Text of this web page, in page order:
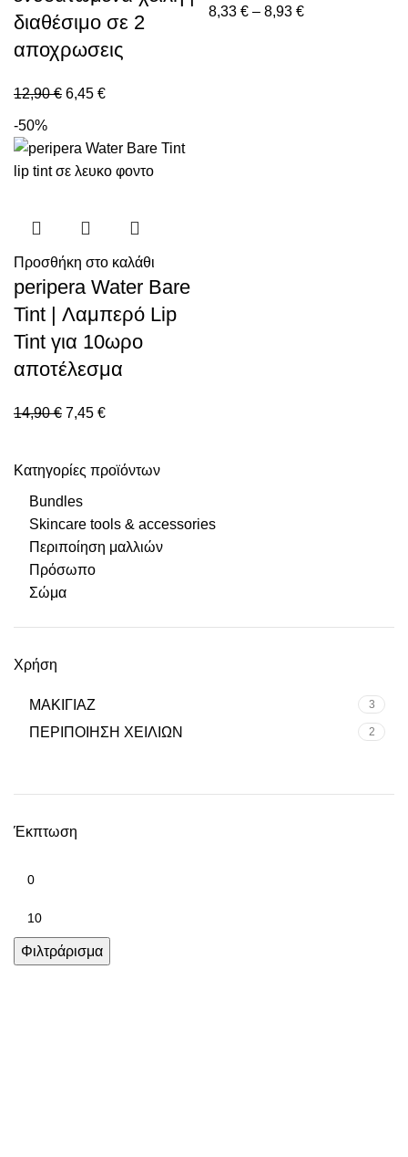
Κατηγορίες προϊόντων
Bundles
Skincare tools & accessories
Περιποίηση μαλλιών
Πρόσωπο
Σώμα
Χρήση
ΜΑΚΙΓΙΑΖ 3
ΠΕΡΙΠΟΙΗΣΗ ΧΕΙΛΙΩΝ 2
Έκπτωση
Φιλτράρισμα
διαθέσιμο σε 2
αποχρωσεις
12,90€ 6,45 €
8,33 € – 8,93 €
-50%
Προσθήκη στο καλάθι
peripera Water Bare
Tint | Λαμπερό Lip
Tint για 10ωρο
αποτέλεσμα
14,90€ 7,45 €